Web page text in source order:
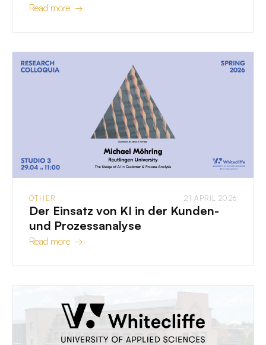
Read more →
OTHER 21 APRIL 2026
Der Einsatz von KI in der Kunden-
und Prozessanalyse
Read more →